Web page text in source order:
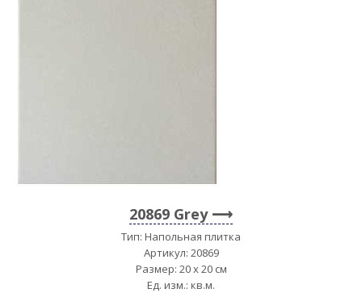
20869 Grey
Тип: Напольная плитка
Артикул: 20869
Размер: 20 x 20 см
Ед. изм.: кв.м.